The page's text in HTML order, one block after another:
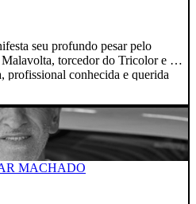
seu profundo pesar pelo
torcedor do Tricolor e pai
profissional conhecida e querida
familiares e amigos,
e desejando força […]
MACHADO